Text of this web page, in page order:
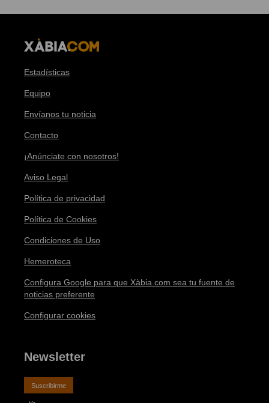
Estadísticas
Equipo
Envíanos tu noticia
Contacto
¡Anúnciate con nosotros!
Aviso Legal
Política de privacidad
Política de Cookies
Condiciones de Uso
Hemeroteca
Configura Google para que Xàbia.com sea tu fuente de
noticias preferente
Configurar cookies
Newsletter
Suscribirme